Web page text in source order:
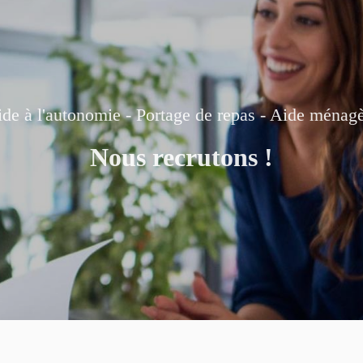
à l'autonomie - Portage de repas - Aide
Nous recrutons !